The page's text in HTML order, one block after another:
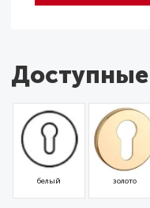
белый золото